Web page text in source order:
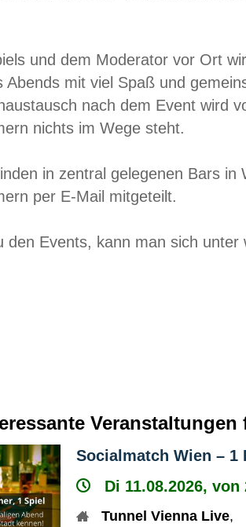
und dem Moderator vor Ort
Abends mit viel Spaß und
nach dem Event wird
nichts im Wege steht.
in zentral gelegenen Bars
per E-Mail mitgeteilt.
den Events, kann man sich unter
Veranstaltungen
Socialmatch Wien – 1
Di 11.08.2026,
Tunnel Vienna Live,